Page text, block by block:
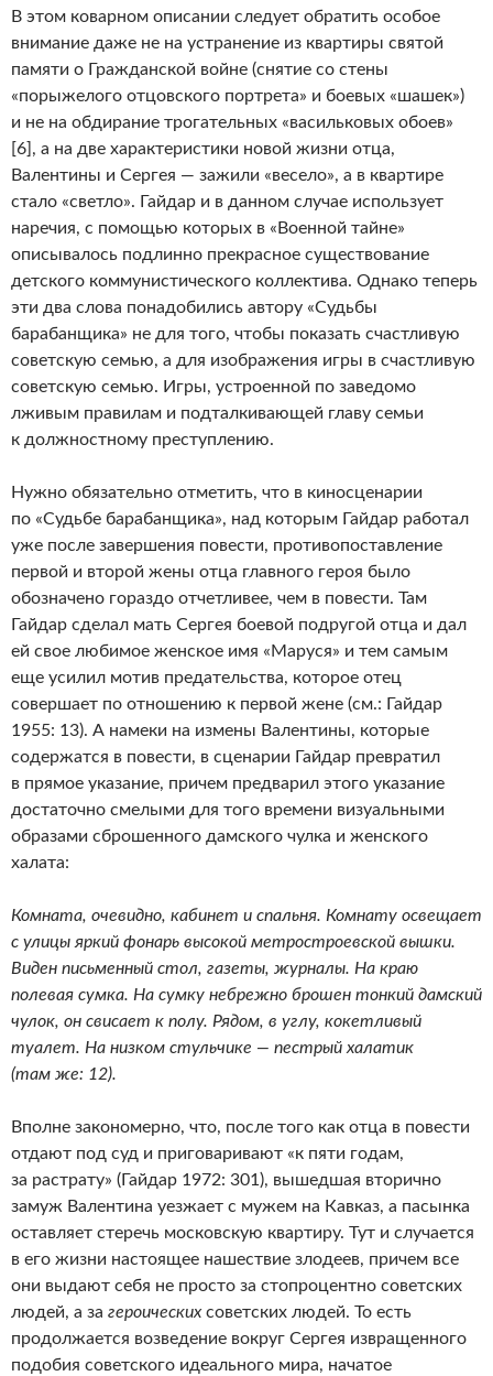
В этом коварном описании следует обратить особое
внимание даже не на устранение из квартиры святой
памяти о Гражданской войне (снятие со стены
«порыжелого отцовского портрета» и боевых «шашек»)
и не на обдирание трогательных «васильковых обоев»
[6], а на две характеристики новой жизни отца,
Валентины и Сергея — зажили «весело», а в квартире
стало «светло». Гайдар и в данном случае использует
наречия, с помощью которых в «Военной тайне»
описывалось подлинно прекрасное существование
детского коммунистического коллектива. Однако теперь
эти два слова понадобились автору «Судьбы
барабанщика» не для того, чтобы показать счастливую
советскую семью, а для изображения игры в счастливую
советскую семью. Игры, устроенной по заведомо
лживым правилам и подталкивающей главу семьи
к должностному преступлению.
Нужно обязательно отметить, что в киносценарии
по «Судьбе барабанщика», над которым Гайдар работал
уже после завершения повести, противопоставление
первой и второй жены отца главного героя было
обозначено гораздо отчетливее, чем в повести. Там
Гайдар сделал мать Сергея боевой подругой отца и дал
ей свое любимое женское имя «Маруся» и тем самым
еще усилил мотив предательства, которое отец
совершает по отношению к первой жене (см.: Гайдар
1955: 13). А намеки на измены Валентины, которые
содержатся в повести, в сценарии Гайдар превратил
в прямое указание, причем предварил этого указание
достаточно смелыми для того времени визуальными
образами сброшенного дамского чулка и женского
халата:
Комната, очевидно, кабинет и спальня. Комнату освещает
с улицы яркий фонарь высокой метростроевской вышки.
Виден письменный стол, газеты, журналы. На краю
полевая сумка. На сумку небрежно брошен тонкий дамский
чулок, он свисает к полу. Рядом, в углу, кокетливый
туалет. На низком стульчике — пестрый халатик
(там же: 12).
Вполне закономерно, что, после того как отца в повести
отдают под суд и приговаривают «к пяти годам,
за растрату» (Гайдар 1972: 301), вышедшая вторично
замуж Валентина уезжает с мужем на Кавказ, а пасынка
оставляет стеречь московскую квартиру. Тут и случается
в его жизни настоящее нашествие злодеев, причем все
они выдают себя не просто за стопроцентно советских
людей, а за героическихсоветских людей. То есть
продолжается возведение вокруг Сергея извращенного
подобия советского идеального мира, начатое